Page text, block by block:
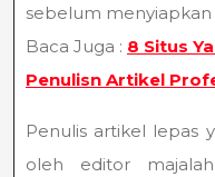
sebelum
Baca Juga : 8 Situs
Penulisn Artikel
Penulis artikel lepas
oleh editor